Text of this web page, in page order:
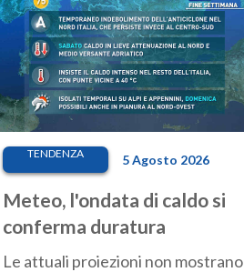
TENDENZA 5 Agosto 2026
Meteo, l'ondata di caldo si
conferma duratura
Le attuali proiezioni non mostrano